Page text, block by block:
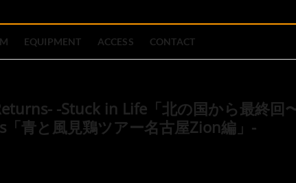
EQUIPMENT ACCESS CONTACT
-Stuck in Life「北の国から最終回
青と風見鶏ツアー名古屋Zion編」-